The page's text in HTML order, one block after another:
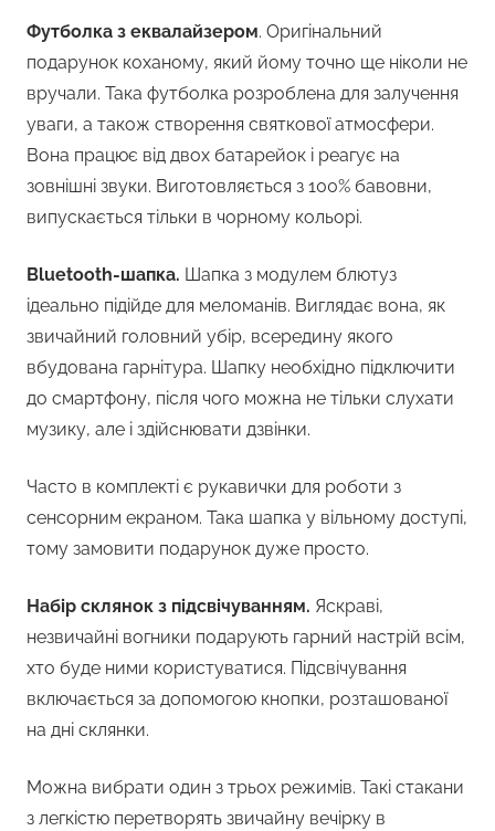
Футболка з еквалайзером. Оригінальний
подарунок коханому, який йому точно ще ніколи не
вручали. Така футболка розроблена для залучення
уваги, а також створення святкової атмосфери.
Вона працює від двох батарейок і реагує на
зовнішні звуки. Виготовляється з 100% бавовни,
випускається тільки в чорному кольорі.
Bluetooth-шапка. Шапка з модулем блютуз
ідеально підійде для меломанів. Виглядає вона, як
звичайний головний убір, всередину якого
вбудована гарнітура. Шапку необхідно підключити
до смартфону, після чого можна не тільки слухати
музику, але і здійснювати дзвінки.
Часто в комплекті є рукавички для роботи з
сенсорним екраном. Така шапка у вільному доступі,
тому замовити подарунок дуже просто.
Набір склянок з підсвічуванням. Яскраві,
незвичайні вогники подарують гарний настрій всім,
хто буде ними користуватися. Підсвічування
включається за допомогою кнопки, розташованої
на дні склянки.
Можна вибрати один з трьох режимів. Такі стакани
з легкістю перетворять звичайну вечірку в